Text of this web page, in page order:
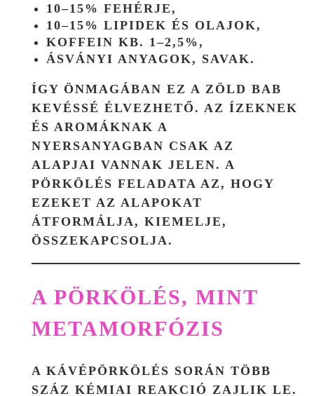
10–15% FEHÉRJE,
10–15% LIPIDEK ÉS OLAJOK,
KOFFEIN KB. 1–2,5%,
ÁSVÁNYI ANYAGOK, SAVAK.
ÍGY ÖNMAGÁBAN EZ A ZÖLD BAB
KEVÉSSÉ ÉLVEZHETŐ. AZ ÍZEKNEK
ÉS AROMÁKNAK A
NYERSANYAGBAN CSAK AZ
ALAPJAI VANNAK JELEN. A
PÖRKÖLÉS FELADATA AZ, HOGY
EZEKET AZ ALAPOKAT
ÁTFORMÁLJA, KIEMELJE,
ÖSSZEKAPCSOLJA.
A PÖRKÖLÉS, MINT
METAMORFÓZIS
A KÁVÉPÖRKÖLÉS SORÁN TÖBB
SZÁZ KÉMIAI REAKCIÓ ZAJLIK LE.